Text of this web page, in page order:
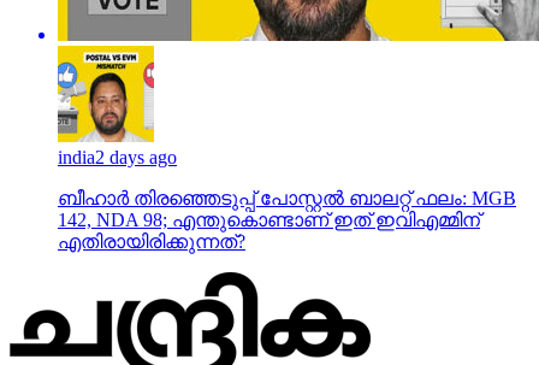
india2 days ago
ബീഹാർ തിരഞ്ഞെടുപ്പ് പോസ്റ്റൽ ബാലറ്റ് ഫലം: MGB
142, NDA 98; എന്തുകൊണ്ടാണ് ഇത് ഇവിഎമ്മിന്
എതിരായിരിക്കുന്നത്?